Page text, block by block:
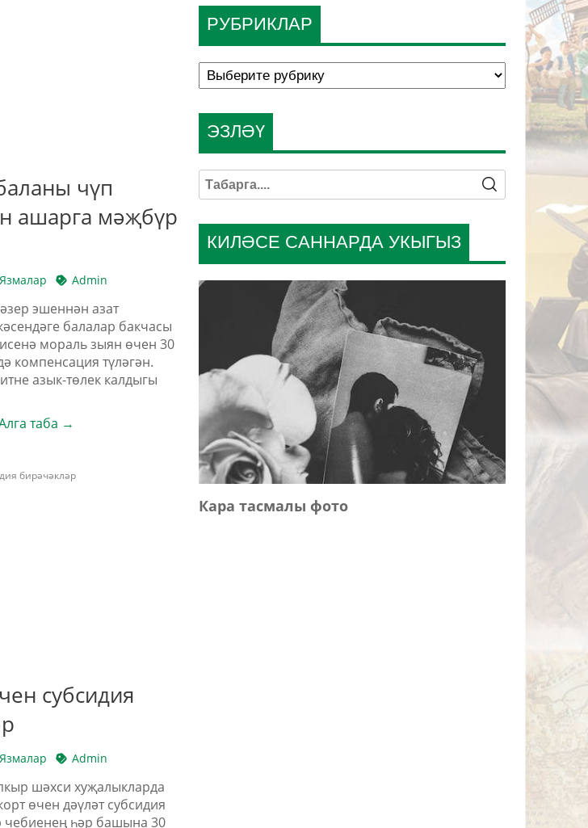
чүп
ашарга мәҗбүр
Язмалар Admin
эшеннән азат
балалар бакчасы
мораль зыян өчен 30
компенсация түләгән.
азык-төлек калдыгы
таба →
субсидия
Язмалар Admin
шәхси хуҗалыкларда
өчен дәүләт субсидия
чебиенең һәр башына 30
РУБРИКЛАР
КИЛӘСЕ САННАРДА УКЫГЫЗ
Кара тасмалы фото
ЭЗЛӘҮ